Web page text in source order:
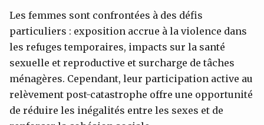
Les femmes sont confrontées à des défis
particuliers : exposition accrue à la violence dans
les refuges temporaires, impacts sur la santé
sexuelle et reproductive et surcharge de tâches
ménagères. Cependant, leur participation active au
relèvement post-catastrophe offre une opportunité
de réduire les inégalités entre les sexes et de